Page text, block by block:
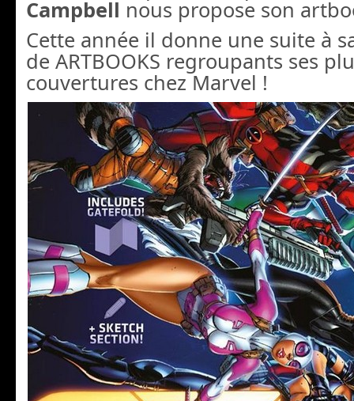
Campbell nous propose son
Cette année il donne une suite à
de ARTBOOKS regroupants ses
couvertures chez Marvel !